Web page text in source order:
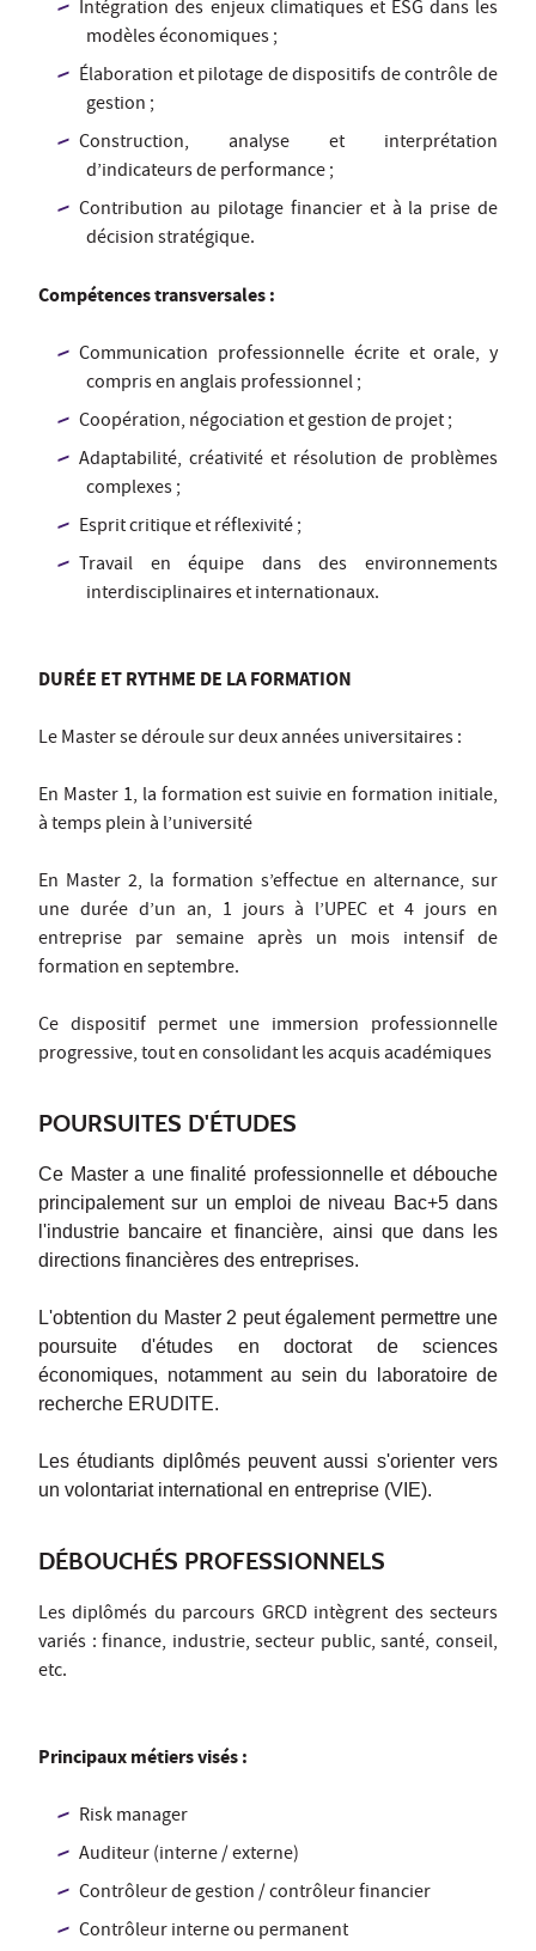
Intégration des enjeux climatiques et ESG dans les
modèles économiques ;
Élaboration et pilotage de dispositifs de contrôle de
gestion ;
Construction, analyse et interprétation
d’indicateurs de performance ;
Contribution au pilotage financier et à la prise de
décision stratégique.
Compétences transversales :
Communication professionnelle écrite et orale, y
compris en anglais professionnel ;
Coopération, négociation et gestion de projet ;
Adaptabilité, créativité et résolution de problèmes
complexes ;
Esprit critique et réflexivité ;
Travail en équipe dans des environnements
interdisciplinaires et internationaux.
DURÉE ET RYTHME DE LA FORMATION
Le Master se déroule sur deux années universitaires :
En Master 1, la formation est suivie en formation initiale,
à temps plein à l’université
En Master 2, la formation s’effectue en alternance, sur
une durée d’un an, 1 jours à l’UPEC et 4 jours en
entreprise par semaine après un mois intensif de
formation en septembre.
Ce dispositif permet une immersion professionnelle
progressive, tout en consolidant les acquis académiques
POURSUITES D'ÉTUDES
Ce Master a une finalité professionnelle et débouche
principalement sur un emploi de niveau Bac+5 dans
l'industrie bancaire et financière, ainsi que dans les
directions financières des entreprises.
L'obtention du Master 2 peut également permettre une
poursuite d'études en doctorat de sciences
économiques, notamment au sein du laboratoire de
recherche ERUDITE.
Les étudiants diplômés peuvent aussi s'orienter vers
un volontariat international en entreprise (VIE).
DÉBOUCHÉS PROFESSIONNELS
Les diplômés du parcours GRCD intègrent des secteurs
variés : finance, industrie, secteur public, santé, conseil,
etc.
Principaux métiers visés :
Risk manager
Auditeur (interne / externe)
Contrôleur de gestion / contrôleur financier
Contrôleur interne ou permanent